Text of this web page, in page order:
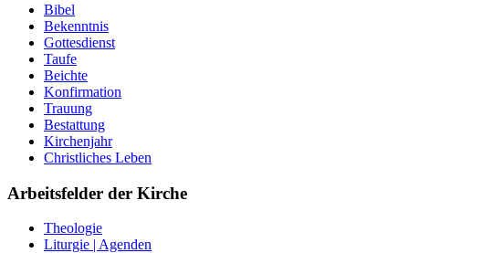
Bibel
Bekenntnis
Gottesdienst
Taufe
Beichte
Konfirmation
Trauung
Bestattung
Kirchenjahr
Christliches Leben
Arbeitsfelder der Kirche
Theologie
Liturgie | Agenden